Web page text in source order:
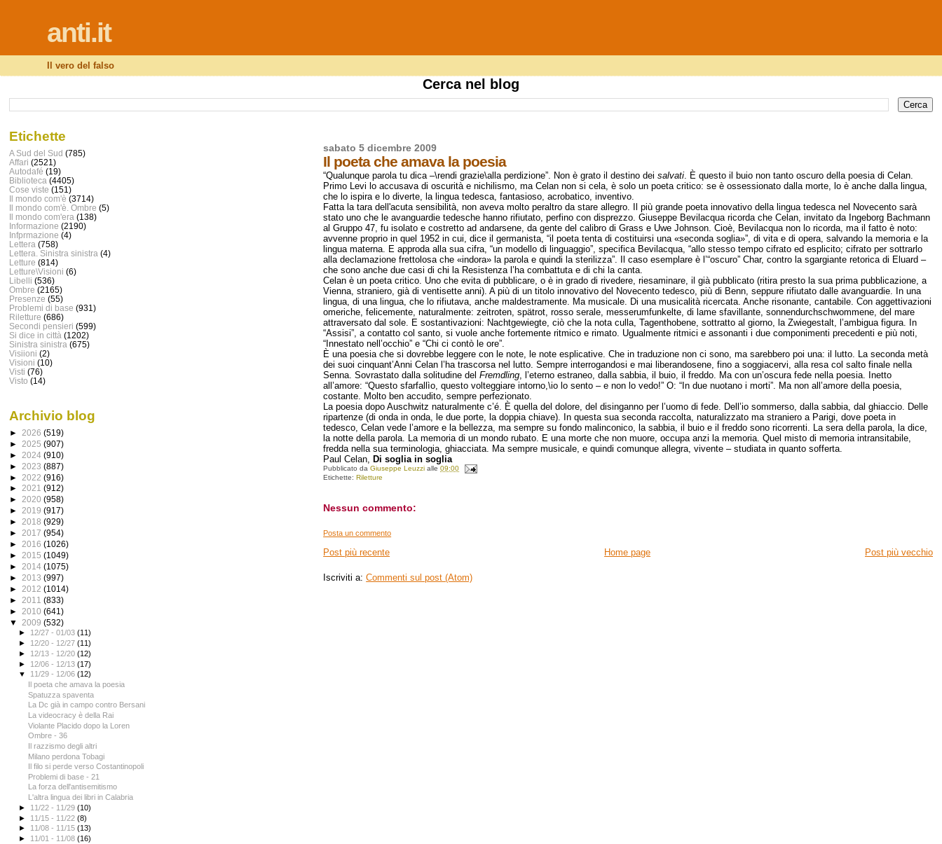
anti.it
Il vero del falso
Cerca nel blog
sabato 5 dicembre 2009
Il poeta che amava la poesia
“Qualunque parola tu dica –\rendi grazie\alla perdizione”. Non è grato il destino deisalvati . È questo il buio non tanto oscuro della poesia di Celan.
Primo Levi lo accusava di oscurità e nichilismo, ma Celan non si cela, è solo un poeta critico: se è ossessionato dalla morte, lo è anche dalla lingua,
che lo ispira e lo diverte, la lingua tedesca, fantasioso, acrobatico, inventivo.
Fatta la tara dell'acuta sensibilità, non aveva molto peraltro da stare allegro. Il più grande poeta innovativo della lingua tedesca nel Novecento sarà
stato uno che le avanguardie tedesche hanno rifiutato, perfino con disprezzo. Giuseppe Bevilacqua ricorda che Celan, invitato da Ingeborg Bachmann
al Gruppo 47, fu isolato e costretto ad andarsene, da gente del calibro di Grass e Uwe Johnson. Cioè, Bevilacqua non lo ricorda, ma il fatto è noto:
avvenne proprio in quel 1952 in cui, dice il germanista, “il poeta tenta di costituirsi una «seconda soglia»”, di vita e di opera, salvando la memoria e la
lingua materna. E approda alla sua cifra, “un modello di linguaggio”, specifica Bevilacqua, “allo stesso tempo cifrato ed esplicito; cifrato per sottrarlo
alla declamazione frettolosa che «indora» la parola e quindi la sterilizza”. Il caso esemplare è l’“oscuro” Char, contro la sgargiante retorica di Eluard –
che sono anche due casi di chi la Resistenza l’ha combattuta e di chi la canta.
Celan è un poeta critico. Uno che evita di pubblicare, o è in grado di rivedere, riesaminare, il già pubblicato (ritira presto la sua prima pubblicazione, a
Vienna, straniero, già di ventisette anni). A più di un titolo innovativo del Novecento tedesco, più di Benn, seppure rifiutato dalle avanguardie. In una
lingua, di una lingua, che lo rifiutava, anche maldestramente. Ma musicale. Di una musicalità ricercata. Anche risonante, cantabile. Con aggettivazioni
omeriche, felicemente, naturalmente: zeitroten, spätrot, rosso serale, messerumfunkelte, di lame sfavillante, sonnendurchschwommene, del mare
attraversato dal sole. E sostantivazioni: Nachtgewiegte, ciò che la nota culla, Tagenthobene, sottratto al giorno, la Zwiegestalt, l’ambigua figura. In
“Assisi”, a contatto col santo, si vuole anche fortemente ritmico e rimato. Ugualmente ritmici e assonanti i due componimenti precedenti e più noti,
“Innestato nell’occhio” e “Chi ci contò le ore”.
È una poesia che si dovrebbe leggere con le note, le note esplicative. Che in traduzione non ci sono, ma sarebbero poi una: il lutto. La seconda metà
dei suoi cinquant’Anni Celan l’ha trascorsa nel lutto. Sempre interrogandosi e mai liberandosene, fino a soggiacervi, alla resa col salto finale nella
Senna. Sovrastato dalla solitudine delFremdling , l’eterno estraneo, dalla sabbia, il buio, il freddo. Ma con un’oscura fede nella poesia. Inetto
all’amore: “Questo sfarfallìo, questo volteggiare intorno,\io lo sento – e non lo vedo!” O: “In due nuotano i morti”. Ma non all’amore della poesia,
costante. Molto ben accudito, sempre perfezionato.
La poesia dopo Auschwitz naturalmente c’é. È quella del dolore, del disinganno per l’uomo di fede. Dell’io sommerso, dalla sabbia, dal ghiaccio. Delle
ripartenze (di onda in onda, le due porte, la doppia chiave). In questa sua seconda raccolta, naturalizzato ma straniero a Parigi, dove poeta in
tedesco, Celan vede l’amore e la bellezza, ma sempre su fondo malinconico, la sabbia, il buio e il freddo sono ricorrenti. La sera della parola, la dice,
la notte della parola. La memoria di un mondo rubato. E una morte che non muore, occupa anzi la memoria. Quel misto di memoria intransitabile,
fredda nella sua terminologia, ghiacciata. Ma sempre musicale, e quindi comunque allegra, vivente – studiata in quanto sofferta.
Paul Celan,Di soglia in soglia
Pubblicato daGiuseppe Leuzzi alle09:00
Etichette:Riletture
Nessun commento:
Posta un commento
Post più recente Post più vecchio
Home page
Iscriviti a:Commenti sul post (Atom)
Etichette
A Sud del Sud (785)
Affari (2521)
Autodafé (19)
Biblioteca (4405)
Cose viste (151)
Il mondo com'è (3714)
Il mondo com'è. Ombre (5)
Il mondo com'era (138)
Informazione (2190)
Infprmazione (4)
Lettera (758)
Lettera. Sinistra sinistra (4)
Letture (814)
Letture\Visioni (6)
Libelli (536)
Ombre (2165)
Presenze (55)
Problemi di base (931)
Riletture (686)
Secondi pensieri (599)
Si dice in città (1202)
Sinistra sinistra (675)
Visiioni (2)
Visioni (10)
Visti (76)
Visto (14)
Archivio blog
► 2026 (519)
► 2025 (907)
► 2024 (910)
► 2023 (887)
► 2022 (916)
► 2021 (912)
► 2020 (958)
► 2019 (917)
► 2018 (929)
► 2017 (954)
► 2016 (1026)
► 2015 (1049)
► 2014 (1075)
► 2013 (997)
► 2012 (1014)
► 2011 (833)
► 2010 (641)
▼ 2009 (532)
► 12/27 - 01/03(11)
► 12/20 - 12/27(11)
► 12/13 - 12/20(12)
► 12/06 - 12/13(17)
▼ 11/29 - 12/06(12)
Il poeta che amava la poesia
Spatuzza spaventa
La Dc già in campo contro Bersani
La videocracy è della Rai
Violante Placido dopo la Loren
Ombre - 36
Il razzismo degli altri
Milano perdona Tobagi
Il filo si perde verso Costantinopoli
Problemi di base - 21
La forza dell'antisemitismo
L'altra lingua dei libri in Calabria
► 11/22 - 11/29(10)
► 11/15 - 11/22(8)
► 11/08 - 11/15(13)
► 11/01 - 11/08(16)